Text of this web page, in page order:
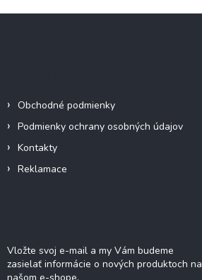
Obchodné podmienky
Podmienky ochrany osobných údajov
Kontakty
Reklamace
Vložte svoj e-mail a my Vám budeme
zasielať informácie o nových produktoch na
našom e-shope.